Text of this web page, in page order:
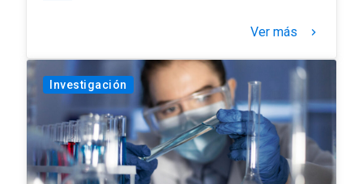
Ver más keyboard_arrow_right
Investigación